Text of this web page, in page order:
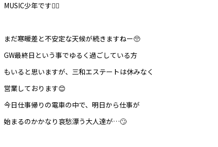
MUSIC少年です🙋‍♂️
まだ寒暖差と不安定な天候が続きますねー🥺
GW最終日という事でゆるく過ごしている方
もいると思いますが、三和エステートは休みなく
営業しております😊
今日仕事帰りの電車の中で、明日から仕事が
始まるのかかなり哀愁漂う大人達が…🙄